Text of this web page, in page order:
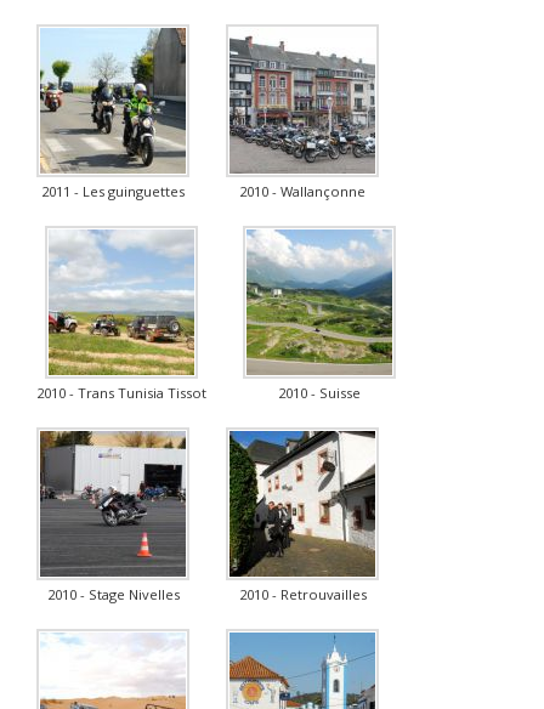
2011 - Les guinguettes 2010 - Wallançonne
2010 - Trans Tunisia Tissot 2010 - Suisse
2010 - Stage Nivelles 2010 - Retrouvailles